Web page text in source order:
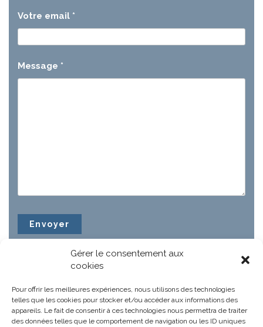
Gérer le consentement aux
cookies
Pour offrir les meilleures expériences, nous utilisons des technologies
telles que les cookies pour stocker et/ou accéder aux informations des
appareils. Le fait de consentir à ces technologies nous permettra de traiter
des données telles que le comportement de navigation ou les ID uniques
Votre email *
Message *